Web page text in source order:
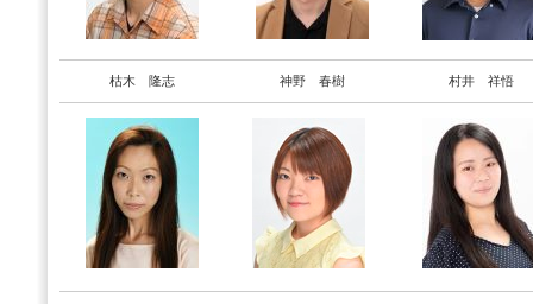
枯木 隆志 神野 春樹 村井 祥悟